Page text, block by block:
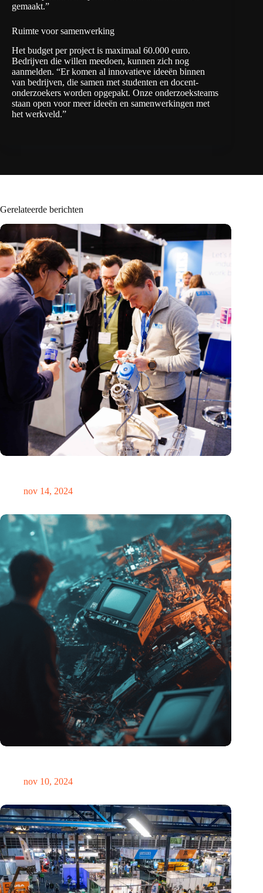
gemaakt.”
Ruimte voor samenwerking
Het budget per project is maximaal 60.000 euro.
Bedrijven die willen meedoen, kunnen zich nog
aanmelden. “Er komen al innovatieve ideeën binnen
van bedrijven, die samen met studenten en docent-
onderzoekers worden opgepakt. Onze onderzoeksteams
staan open voor meer ideeën en samenwerkingen met
het werkveld.”
Gerelateerde berichten
nov 14, 2024
nov 10, 2024